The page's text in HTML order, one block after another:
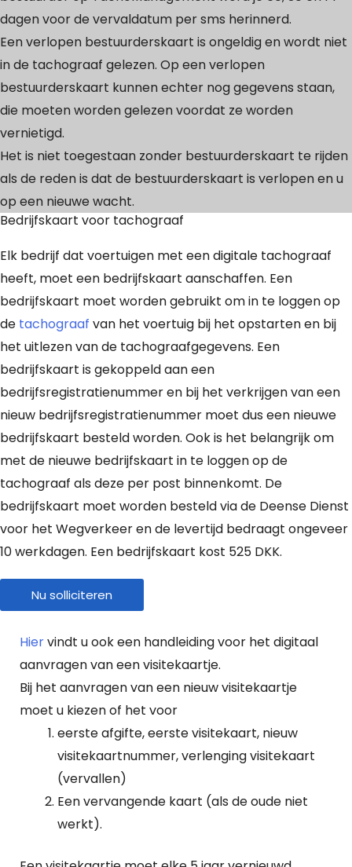
dagen voor de vervaldatum per sms herinnerd.
Een verlopen bestuurderskaart is ongeldig en wordt niet
in de tachograaf gelezen. Op een verlopen
bestuurderskaart kunnen echter nog gegevens staan,
die moeten worden gelezen voordat ze worden
vernietigd.
Het is niet toegestaan zonder bestuurderskaart te rijden
als de reden is dat de bestuurderskaart is verlopen en u
op een nieuwe wacht.
Bedrijfskaart voor tachograaf
Elk bedrijf dat voertuigen met een digitale tachograaf
heeft, moet een bedrijfskaart aanschaffen. Een
bedrijfskaart moet worden gebruikt om in te loggen op
de tachograaf van het voertuig bij het opstarten en bij
het uitlezen van de tachograafgegevens. Een
bedrijfskaart is gekoppeld aan een
bedrijfsregistratienummer en bij het verkrijgen van een
nieuw bedrijfsregistratienummer moet dus een nieuwe
bedrijfskaart besteld worden. Ook is het belangrijk om
met de nieuwe bedrijfskaart in te loggen op de
tachograaf als deze per post binnenkomt. De
bedrijfskaart moet worden besteld via de Deense Dienst
voor het Wegverkeer en de levertijd bedraagt ongeveer
10 werkdagen. Een bedrijfskaart kost 525 DKK.
Nu solliciteren
Hiervindt u ook een handleiding voor het digitaal
aanvragen van een visitekaartje.
Bij het aanvragen van een nieuw visitekaartje
moet u kiezen of het voor
eerste afgifte, eerste visitekaart, nieuw
visitekaartnummer, verlenging visitekaart
(vervallen)
Een vervangende kaart (als de oude niet
werkt).